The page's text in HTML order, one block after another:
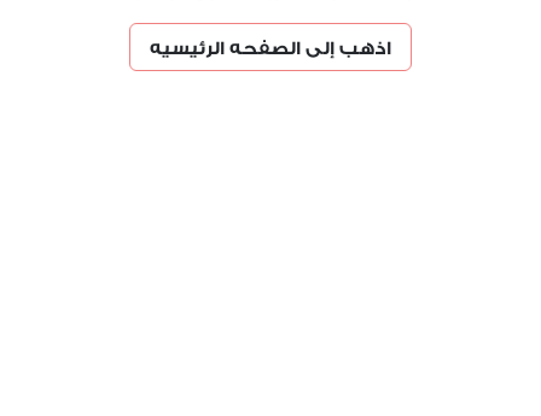
اذهب إلى الصفحه الرئيسيه